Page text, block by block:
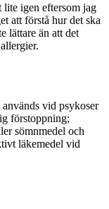
lite igen eftersom jag
att förstå hur det ska
lättare än att det
vid psykoser
förstoppning;
sömnmedel och
läkemedel vid